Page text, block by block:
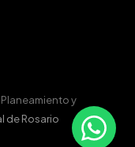
y
de Rosario